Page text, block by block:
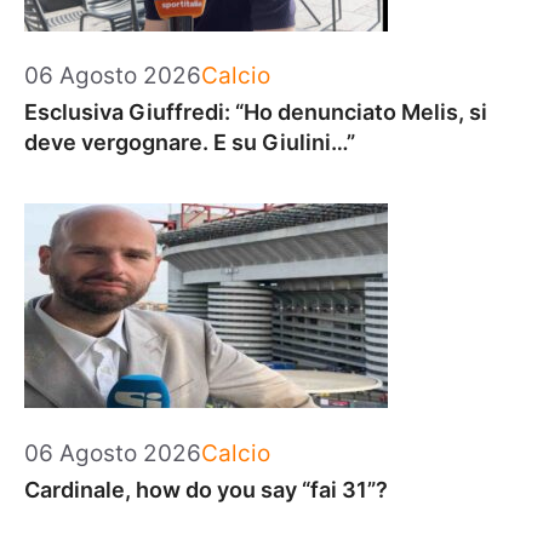
06 Agosto 2026Categorie
Calcio
Esclusiva Giuffredi: “Ho denunciato Melis, si
deve vergognare. E su Giulini…”
06 Agosto 2026Categorie
Calcio
Cardinale, how do you say “fai 31”?